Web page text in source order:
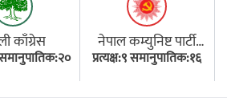
काँग्रेस
समानुपातिक:२०
नेपाल कम्युनिष्ट पार्टी
(एमाले)
प्रत्यक्ष:९ समानुपातिक:१६